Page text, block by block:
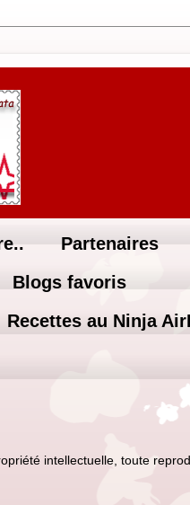
Partenaires
Blogs favoris
Recettes au Ninja
intellectuelle, toute